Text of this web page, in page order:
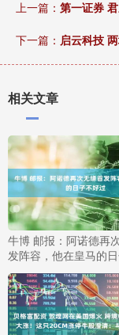
上一篇： 第一证券
下一篇： 启云科技
相关文章
牛博 邮报：阿诺德再
发阵容，他在皇马的